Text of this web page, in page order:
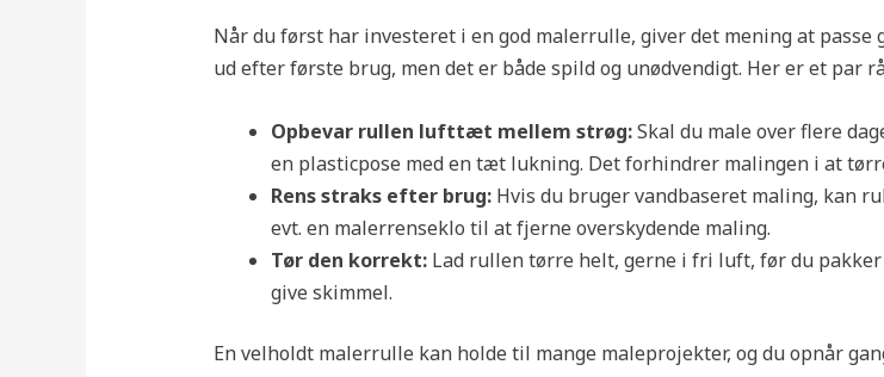
Når du først har investeret i en god malerrulle, giver det mening at passe
ud efter første brug, men det er både spild og unødvendigt. Her er et par
Opbevar rullen lufttæt mellem strøg:Skal du male over flere
en plasticpose med en tæt lukning. Det forhindrer malingen i at
Rens straks efter brug:Hvis du bruger vandbaseret maling, kan
evt. en malerrenseklo til at fjerne overskydende maling.
Tør den korrekt:Lad rullen tørre helt, gerne i fri luft, før du pakker
give skimmel.
En velholdt malerrulle kan holde til mange maleprojekter, og du opnår